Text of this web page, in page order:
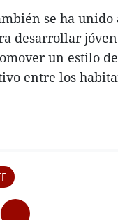
se ha unido
desarrollar
un estilo
entre los